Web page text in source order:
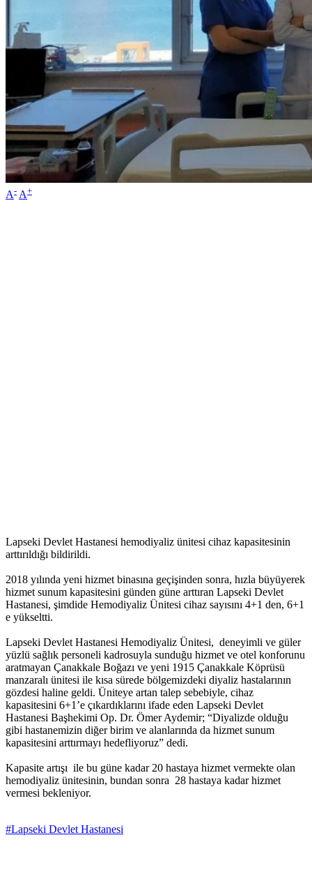
A- A+
Lapseki Devlet Hastanesi hemodiyaliz ünitesi cihaz kapasitesinin
arttırıldığı bildirildi.
2018 yılında yeni hizmet binasına geçişinden sonra, hızla büyüyerek
hizmet sunum kapasitesini günden güne arttıran Lapseki Devlet
Hastanesi, şimdide Hemodiyaliz Ünitesi cihaz sayısını 4+1 den, 6+1
e yükseltti.
Lapseki Devlet Hastanesi Hemodiyaliz Ünitesi, deneyimli ve güler
yüzlü sağlık personeli kadrosuyla sunduğu hizmet ve otel konforunu
aratmayan Çanakkale Boğazı ve yeni 1915 Çanakkale Köprüsü
manzaralı ünitesi ile kısa sürede bölgemizdeki diyaliz hastalarının
gözdesi haline geldi. Üniteye artan talep sebebiyle, cihaz
kapasitesini 6+1’e çıkardıklarını ifade eden Lapseki Devlet
Hastanesi Başhekimi Op. Dr. Ömer Aydemir; “Diyalizde olduğu
gibi hastanemizin diğer birim ve alanlarında da hizmet sunum
kapasitesini arttırmayı hedefliyoruz” dedi.
Kapasite artışı ile bu güne kadar 20 hastaya hizmet vermekte olan
hemodiyaliz ünitesinin, bundan sonra 28 hastaya kadar hizmet
vermesi bekleniyor.
#Lapseki Devlet Hastanesi